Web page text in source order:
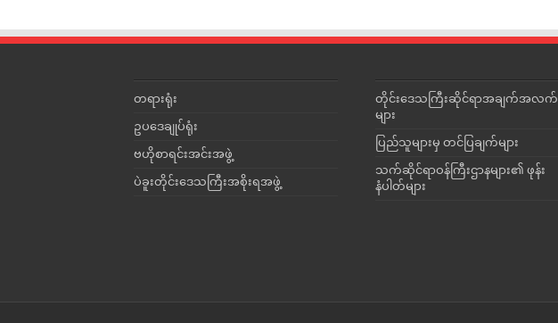
တရားရုံး
ဥပဒေချုပ်ရုံး
ဗဟိုစာရင်းအင်းအဖွဲ့
ပဲခူးတိုင်းဒေသကြီးအစိုးရအဖွဲ့
တိုင်းဒေသကြီးဆိုင်ရာအချက်အလက်
များ
ပြည်သူများမှ တင်ပြချက်များ
သက်ဆိုင်ရာဝန်ကြီးဌာနများ၏ ဖုန်း
နံပါတ်များ